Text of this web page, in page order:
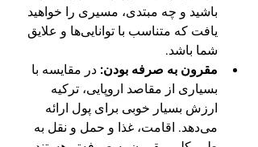
باشید و چه مبتدی، مسیری را خواهید
یافت که متناسب با توانایی‌ها و علایق
شما باشد.
مقرون به صرفه بودن: در مقایسه با
بسیاری از مقاصد اروپایی، ترکیه
ارزش بسیار خوبی برای پول ارائه
می‌دهد. اقامت، غذا و حمل و نقل به